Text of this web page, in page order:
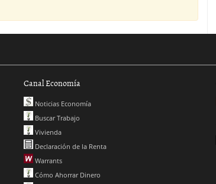
Canal Economía
Noticias Economía
Buscar Trabajo
Vivienda
Declaración de la Renta
Warrants
Cómo Ahorrar Dinero